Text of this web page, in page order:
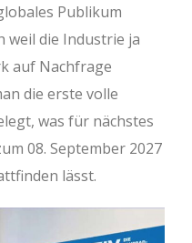
Publikum
weil die Industrie ja
auf Nachfrage
die erste volle
was für nächstes
08. September 2027
lässt.